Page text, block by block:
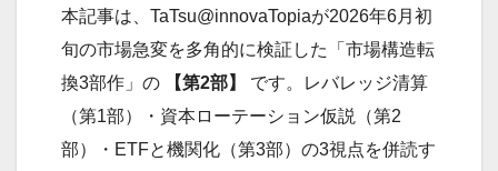
本記事は、TaTsu@innovaTopiaが2026年6月初
旬の市場急変を多角的に検証した「市場構造転
換3部作」の
【第2部】
です。レバレッジ清算
（第1部）・資本ローテーション仮説（第2
部）・ETFと機関化（第3部）の3視点を併読す